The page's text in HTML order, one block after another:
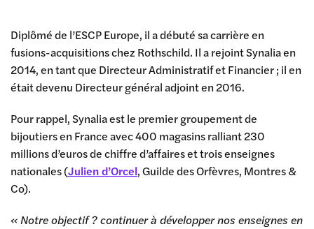
Diplômé de l’ESCP Europe, il a débuté sa carrière en
fusions-acquisitions chez Rothschild. Il a rejoint Synalia en
2014, en tant que Directeur Administratif et Financier ; il en
était devenu Directeur général adjoint en 2016.
Pour rappel, Synalia est le premier groupement de
bijoutiers en France avec 400 magasins ralliant 230
millions d’euros de chiffre d’affaires et trois enseignes
nationales (Julien d’Orcel, Guilde des Orfèvres, Montres &
Co).
« Notre objectif ? continuer à développer nos enseignes en